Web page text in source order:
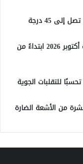
45 درجة
التكوين المهني: انطلاق التسجيلات لدورة أكتوبر 2026 ابتداءً من
للتقلبات الجوية
من الأشعة الضارة